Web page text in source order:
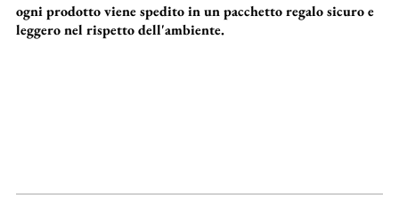
ogni prodotto viene spedito in un pacchetto regalo sicuro e
leggero nel rispetto dell'ambiente.